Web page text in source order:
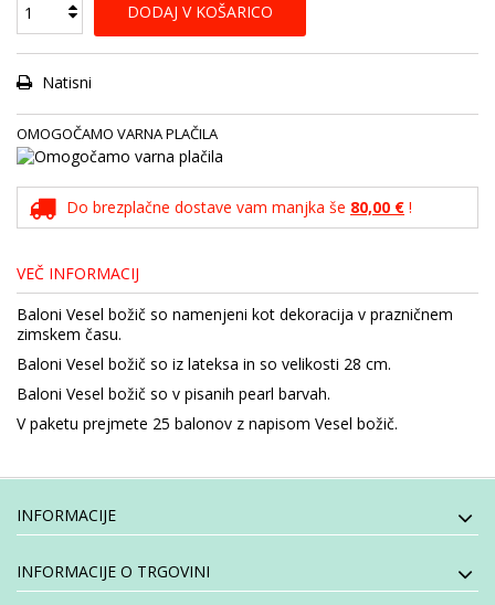
DODAJ V KOŠARICO
Natisni
OMOGOČAMO VARNA PLAČILA
Do brezplačne dostave vam manjka še 80,00 € !
VEČ INFORMACIJ
Baloni Vesel božič so namenjeni kot dekoracija v prazničnem
zimskem času.
Baloni Vesel božič so iz lateksa in so velikosti 28 cm.
Baloni Vesel božič so v pisanih pearl barvah.
V paketu prejmete 25 balonov z napisom Vesel božič.
INFORMACIJE
INFORMACIJE O TRGOVINI